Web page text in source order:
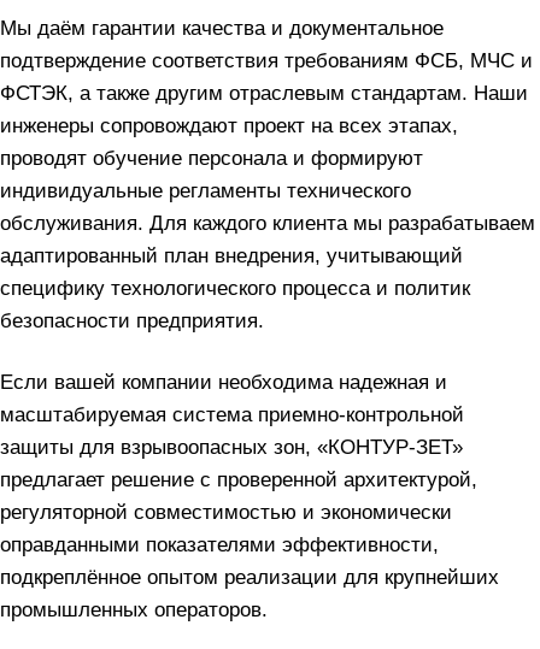
Мы даём гарантии качества и документальное
подтверждение соответствия требованиям ФСБ, МЧС и
ФСТЭК, а также другим отраслевым стандартам. Наши
инженеры сопровождают проект на всех этапах,
проводят обучение персонала и формируют
индивидуальные регламенты технического
обслуживания. Для каждого клиента мы разрабатываем
адаптированный план внедрения, учитывающий
специфику технологического процесса и политик
безопасности предприятия.
Если вашей компании необходима надежная и
масштабируемая система приемно-контрольной
защиты для взрывоопасных зон, «КОНТУР-ЗЕТ»
предлагает решение с проверенной архитектурой,
регуляторной совместимостью и экономически
оправданными показателями эффективности,
подкреплённое опытом реализации для крупнейших
промышленных операторов.